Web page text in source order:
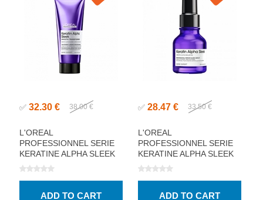
✅ 32.30 € 38.00 €
L'OREAL
PROFESSIONNEL SERIE
KERATINE ALPHA SLEEK
SMOOTHING
✅ 28.47 € 33.50 €
L'OREAL
PROFESSIONNEL SERIE
KERATINE ALPHA SLEEK
SERUM 50ML